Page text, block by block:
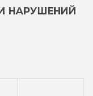
НАРУШЕНИЙ